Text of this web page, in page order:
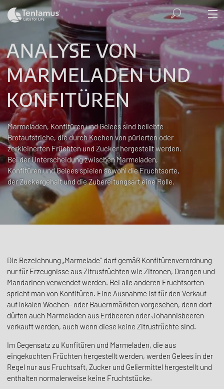
ANALYSE VON
MARMELADEN UND
KONFITÜREN
Marmeladen, Konfitüren und Gelees sind beliebte
Brotaufstriche, die durch Kochen von pürierten oder
zerkleinerten Früchten und Zucker hergestellt werden.
Bei der Unterscheidung zwischen Marmeladen,
Konfitüren und Gelees spielen sowohl die Fruchtsorte,
der Zuckergehalt und die Zubereitungsart eine Rolle.
Die Bezeichnung „Marmelade“ darf gemäß Konfitürenverordnung
nur für Erzeugnisse aus Zitrusfrüchten wie Zitronen, Orangen und
Mandarinen verwendet werden. Bei alle anderen Fruchtsorten
spricht man von Konfitüren. Eine Ausnahme ist für den Verkauf
auf lokalen Wochen- oder Bauernmärkten vorgesehen, denn dort
dürfen auch Marmeladen aus Erdbeeren oder Johannisbeeren
verkauft werden, auch wenn diese keine Zitrusfrüchte sind.
Im Gegensatz zu Konfitüren und Marmeladen, die aus
eingekochten Früchten hergestellt werden, werden Gelees in der
Regel nur aus Fruchtsaft, Zucker und Geliermittel hergestellt und
enthalten normalerweise keine Fruchtstücke.